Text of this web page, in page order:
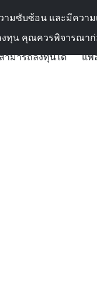
ซับซ้อน และมีความ
ทุน คุณควรพิจารณา
ติดต่อเรา
ามารถลงทุนได้ แพ